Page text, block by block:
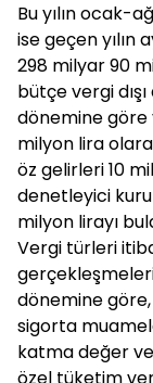
Bu yılın ocak-
ise geçen yılın
298 milyar 90
bütçe vergi
dönemine göre
milyon lira
öz gelirleri 10
denetleyici
milyon lirayı
Vergi türleri
dönemine
sigorta
katma değer